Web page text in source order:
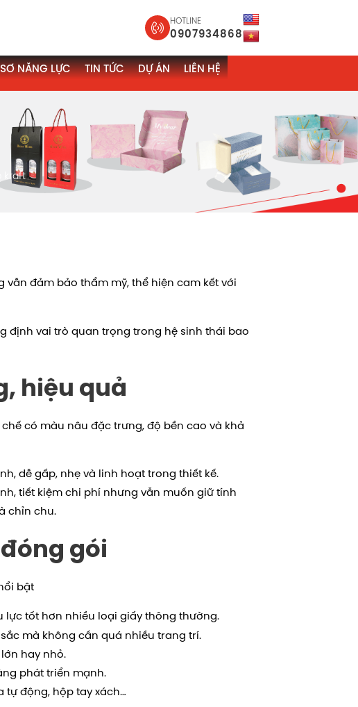
HOTLINE
0907934868
NĂNG LỰC TIN TỨC DỰ ÁN LIÊN HỆ
kraft
đảm bảo thẩm mỹ, thể hiện cam kết với
định vai trò quan trọng trong hệ sinh thái bao
hiệu quả
có màu nâu đặc trưng, độ bền cao và khả
dễ gấp, nhẹ và linh hoạt trong thiết kế.
tiết kiệm chi phí nhưng vẫn muốn giữ tính
chỉn chu.
gói
bật
lực tốt hơn nhiều loại giấy thông thường.
mà không cần quá nhiều trang trí.
hay nhỏ.
phát triển mạnh.
tự động, hộp tay xách…